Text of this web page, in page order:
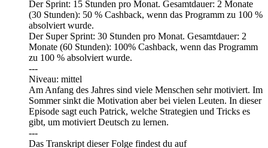
Der Sprint: 15 Stunden pro Monat. Gesamtdauer: 2 Monate
(30 Stunden): 50 % Cashback, wenn das Programm zu 100 %
absolviert wurde.
Der Super Sprint: 30 Stunden pro Monat. Gesamtdauer: 2
Monate (60 Stunden): 100% Cashback, wenn das Programm
zu 100 % absolviert wurde.
---
Niveau: mittel
Am Anfang des Jahres sind viele Menschen sehr motiviert. Im
Sommer sinkt die Motivation aber bei vielen Leuten. In dieser
Episode sagt euch Patrick, welche Strategien und Tricks es
gibt, um motiviert Deutsch zu lernen.
---
Das Transkript dieser Folge findest du auf